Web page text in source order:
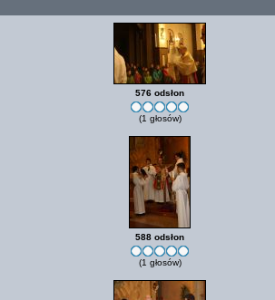
576 odsłon
(1 głosów)
588 odsłon
(1 głosów)